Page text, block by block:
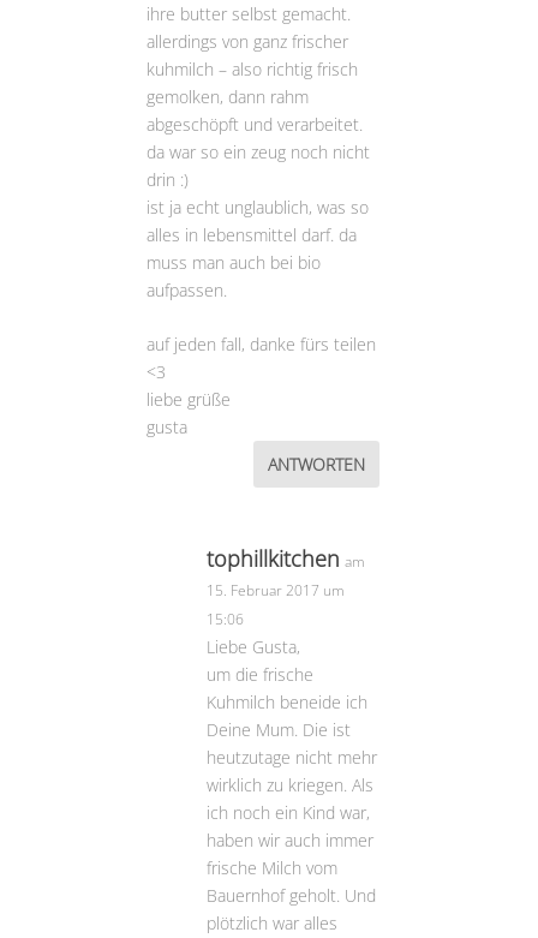
ihre butter selbst gemacht.
allerdings von ganz frischer
kuhmilch – also richtig frisch
gemolken, dann rahm
abgeschöpft und verarbeitet.
da war so ein zeug noch nicht
drin :)
ist ja echt unglaublich, was so
alles in lebensmittel darf. da
muss man auch bei bio
aufpassen.
auf jeden fall, danke fürs teilen
<3
liebe grüße
gusta
ANTWORTEN
tophillkitchen am
15. Februar 2017 um
15:06
Liebe Gusta,
um die frische
Kuhmilch beneide ich
Deine Mum. Die ist
heutzutage nicht mehr
wirklich zu kriegen. Als
ich noch ein Kind war,
haben wir auch immer
frische Milch vom
Bauernhof geholt. Und
plötzlich war alles